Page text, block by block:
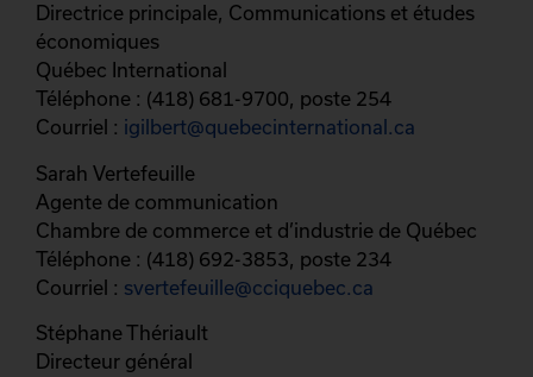
Directrice principale, Communications et études
économiques
Québec International
Téléphone : (418) 681-9700, poste 254
Courriel : igilbert@quebecinternational.ca
Sarah Vertefeuille
Agente de communication
Chambre de commerce et d’industrie de Québec
Téléphone : (418) 692-3853, poste 234
Courriel : svertefeuille@cciquebec.ca
Stéphane Thériault
Directeur général